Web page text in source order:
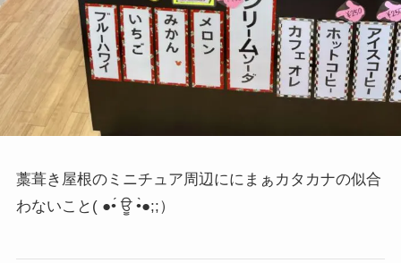
藁葺き屋根のミニチュア周辺ににまぁカタカナの似合
わないこと ( ●•́ ਊ •̀●;;）